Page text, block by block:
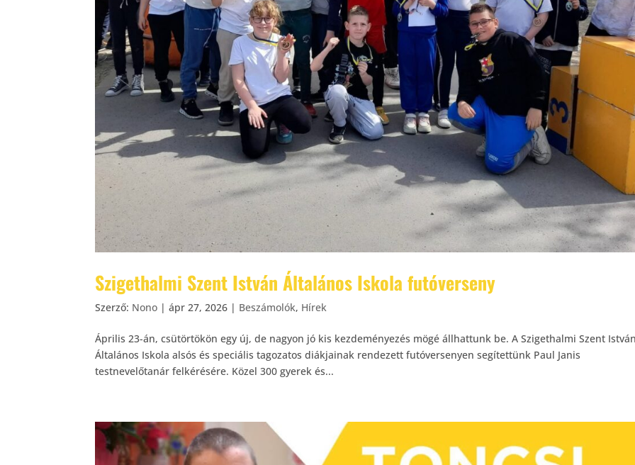
Szigethalmi Szent István Általános Iskola futóverseny
Szerző: Nono |ápr 27, 2026 | Beszámolók, Hírek
Április 23-án, csütörtökön egy új, de nagyon jó kis kezdeményezés mögé állhattunk be. A Szigethalmi Szent
Általános Iskola alsós és speciális tagozatos diákjainak rendezett futóversenyen segítettünk Paul Janis
testnevelőtanár felkérésére. Közel 300 gyerek és...